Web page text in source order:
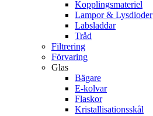
Kopplingsmateriel
Lampor & Lysdioder
Labsladdar
Tråd
Filtrering
Förvaring
Glas
Bägare
E-kolvar
Flaskor
Kristallisationsskål